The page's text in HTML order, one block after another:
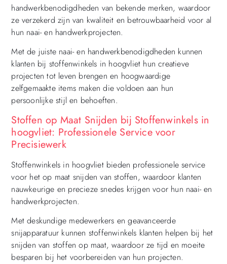
handwerkbenodigdheden van bekende merken, waardoor
ze verzekerd zijn van kwaliteit en betrouwbaarheid voor al
hun naai- en handwerkprojecten.
Met de juiste naai- en handwerkbenodigdheden kunnen
klanten bij stoffenwinkels in hoogvliet hun creatieve
projecten tot leven brengen en hoogwaardige
zelfgemaakte items maken die voldoen aan hun
persoonlijke stijl en behoeften.
Stoffen op Maat Snijden bij Stoffenwinkels in
hoogvliet: Professionele Service voor
Precisiewerk
Stoffenwinkels in hoogvliet bieden professionele service
voor het op maat snijden van stoffen, waardoor klanten
nauwkeurige en precieze snedes krijgen voor hun naai- en
handwerkprojecten.
Met deskundige medewerkers en geavanceerde
snijapparatuur kunnen stoffenwinkels klanten helpen bij het
snijden van stoffen op maat, waardoor ze tijd en moeite
besparen bij het voorbereiden van hun projecten.